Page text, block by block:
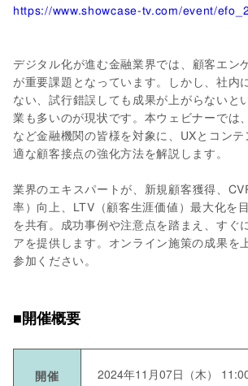
https://www.showcase-tv.com/event/
デジタル化が進む金融業界では、顧客エン
が重要課題となっています。しかし、社内
ない、試行錯誤しても成果が上がらないと
業も多いのが現状です。本ウェビナーでは
など金融機関の皆様を対象に、UXとコン
適な顧客接点の強化方法を解説します。
業界のエキスパートが、新規顧客獲得、
率）向上、LTV（顧客生涯価値）最大化を
を共有。成功事例や注意点を踏まえ、すぐ
アを提供します。オンライン施策の成果を
参加ください。
■開催概要
開催
2024年11月07日（木）